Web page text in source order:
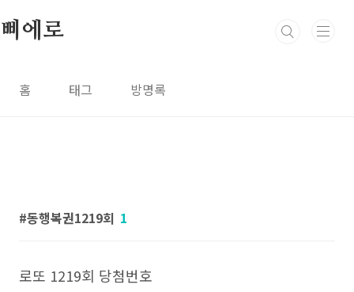
삐에로
홈 태그 방명록
동행복권1219회 1
로또 1219회 당첨번호